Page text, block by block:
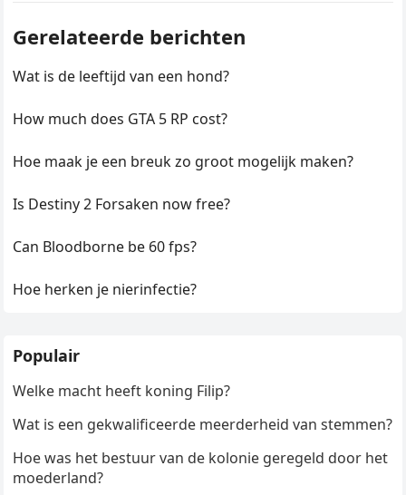
Gerelateerde berichten
Wat is de leeftijd van een hond?
How much does GTA 5 RP cost?
Hoe maak je een breuk zo groot mogelijk maken?
Is Destiny 2 Forsaken now free?
Can Bloodborne be 60 fps?
Hoe herken je nierinfectie?
Populair
Welke macht heeft koning Filip?
Wat is een gekwalificeerde meerderheid van stemmen?
Hoe was het bestuur van de kolonie geregeld door het
moederland?